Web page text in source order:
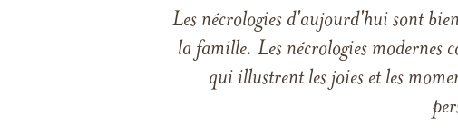
Les nécrologies d'aujourd'hui sont
la famille. Les nécrologies modernes
qui illustrent les joies et les